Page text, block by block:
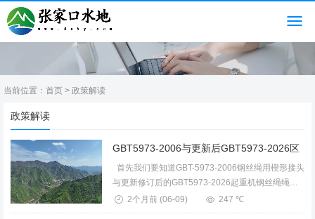
当前位置： 首页 > 政策解读
政策解读
首先我们要知道GBT-5973-2006钢丝绳用楔形接头
与更新修订后的GBT5973-2026起重机钢丝绳绳端
固接接头，不止是修改名字那么简单其内容也做了
很大的修定，对现场具有极强操作指...
2个月前 (06-09) 247 ℃